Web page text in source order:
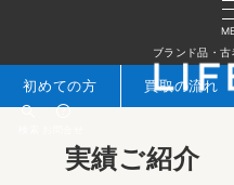
ブランド品・
初めての方 買取の流れ
実績ご紹介